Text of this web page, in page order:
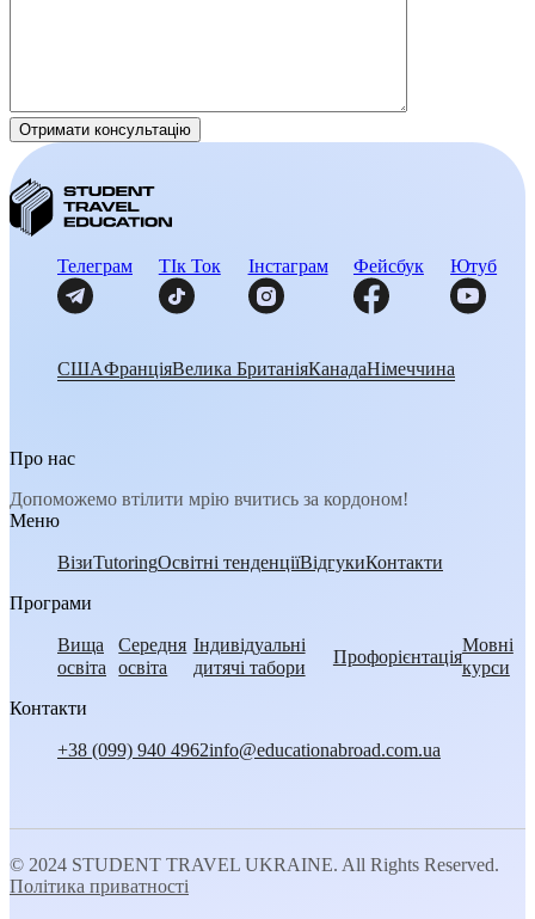
СШАФранціяВелика БританіяКанадаНімеччина
Телеграм ТІк Ток Інстаграм Фейсбук Ютуб
Про нас
Допоможемо втілити мрію вчитись за кордоном!
Меню
ВізиTutoringОсвітні тенденціїВідгукиКонтакти
Програми
Вища
освіта
Середня
освіта
Індивідуальні
дитячі табори
Профорієнтація
Мовні
курси
Контакти
+38 (099) 940 4962info@educationabroad.com.ua
© 2024 STUDENT TRAVEL UKRAINE. All Rights Reserved.
Політика приватності